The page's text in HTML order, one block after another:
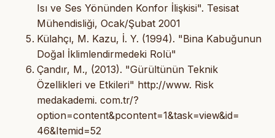
Isı ve Ses Yönünden Konfor İlişkisi". Tesisat
Mühendisliği, Ocak/Şubat 2001
Külahçı, M. Kazu, İ. Y. (1994). "Bina Kabuğunun
Doğal İklimlendirmedeki Rolü"
Çandır, M., (2013). "Gürültünün Teknik
Özellikleri ve Etkileri" http://www. Risk
medakademi. com.tr/?
option=content&pcontent=1&task=view&id=
46&Itemid=52